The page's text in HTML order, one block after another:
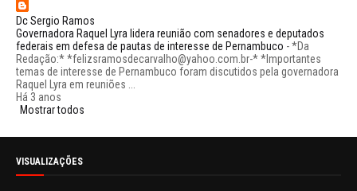
Dc Sergio Ramos
Governadora Raquel Lyra lidera reunião com senadores e deputados
federais em defesa de pautas de interesse de Pernambuco -*Da
Redação:* *felizsramosdecarvalho@yahoo.com.br-* *Importantes
temas de interesse de Pernambuco foram discutidos pela governadora
Raquel Lyra em reuniões ...
Há 3 anos
Mostrar todos
VISUALIZAÇÕES